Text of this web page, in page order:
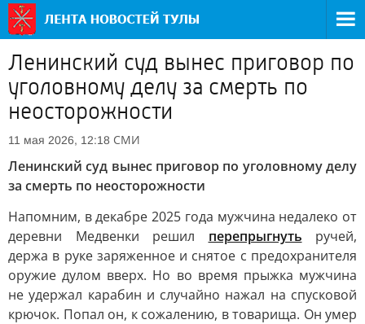
Ленинский суд вынес приговор по
уголовному делу за смерть по
неосторожности
11 мая 2026, 12:18 СМИ
Ленинский суд вынес приговор по уголовному делу
за смерть по неосторожности
Напомним, в декабре 2025 года мужчина недалеко от
деревни Медвенки решил перепрыгнуть ручей,
держа в руке заряженное и снятое с предохранителя
оружие дулом вверх. Но во время прыжка мужчина
не удержал карабин и случайно нажал на спусковой
крючок. Попал он, к сожалению, в товарища. Он умер